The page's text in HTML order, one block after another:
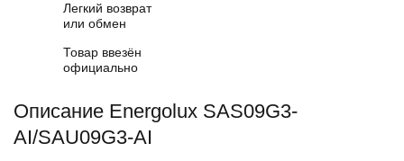
Легкий возврат
или обмен
Товар ввезён
официально
Описание Energolux SAS09G3-
AI/SAU09G3-AI